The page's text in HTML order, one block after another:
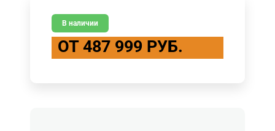
В наличии
ОТ 487 999 РУБ.